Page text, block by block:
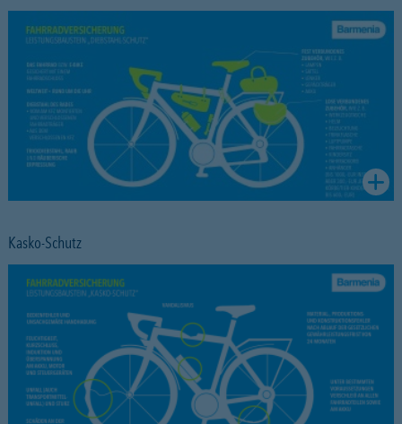
Kasko-Schutz